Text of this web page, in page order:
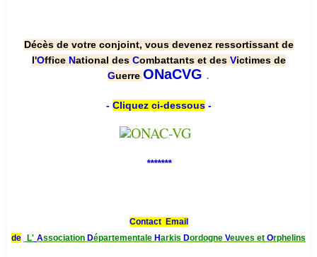
Décès de votre conjoint, vous devenez ressortissant de
l'Office National des Combattants et des Victimes de
Guerre ONaCVG .
- Cliquez ci-dessous-
*******
Contact Email
de L' Association Départementale Harkis Dordogne Veuves et Orphelins